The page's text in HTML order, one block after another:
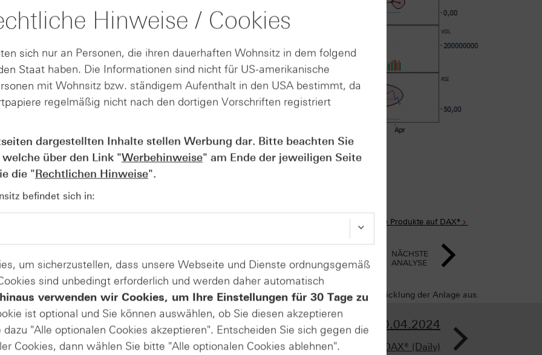
Quelle: Refinitiv, tradesignal² / 5-Jahreschart im Anhang
für
sonst
DAX®
eine
würde
Alle Produkte auf DAX®
NÄCHSTE
ANALYSE
anfallen) sind in der Darstellung nicht berücksichtigt und wirken sich negativ auf die Wertentwicklung der Anlage aus.
>
AUSGABE VOM 10.04.2024
DAX® (Daily)
AUSGABE VOM 09.04.2024
DAX® (Daily)
Hinweise / Cookies
sich nur an Personen, die ihren dauerhaften Wohnsitz in dem folgend
Staat haben. Die Informationen sind nicht für US-amerikanische
mit Wohnsitz bzw. ständigem Aufenthalt in den USA bestimmt, da
regelmäßig nicht nach den dortigen Vorschriften registriert
dargestellten Inhalte stellen Werbung dar. Bitte beachten Sie
über den Link "Werbehinweise" am Ende der jeweiligen Seite
die "Rechtlichen Hinweise".
befindet sich in:
um sicherzustellen, dass unsere Webseite und Dienste ordnungsgemäß
sind unbedingt erforderlich und werden daher automatisch
verwenden wir Cookies, um Ihre Einstellungen für 30 Tage zu
ist optional und Sie können auswählen, ob Sie diesen akzeptieren
"Alle optionalen Cookies akzeptieren". Entscheiden Sie sich gegen die
Cookies, dann wählen Sie bitte "Alle optionalen Cookies ablehnen".